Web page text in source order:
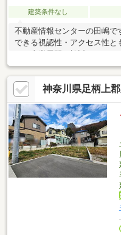
建築条件なし
不動産情報センターの田嶋
できる視認性・アクセス性と
す。事業展開を検討されて
す。
神奈川県足柄上